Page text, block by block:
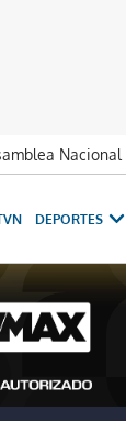
Nacional
DEPORTES